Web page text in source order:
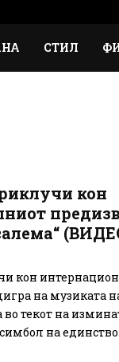
СТИЛ
кон
кон
на музиката
во текот на
на